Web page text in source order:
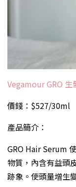
Vegamour GRO
價錢：$527/30ml
產品簡介：
GRO Hair Serum
物質，內含有益頭
跡象。使頭量增生